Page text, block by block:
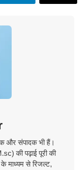
और संपादक भी हैं।
की पढ़ाई पूरी की
से रिजल्ट,